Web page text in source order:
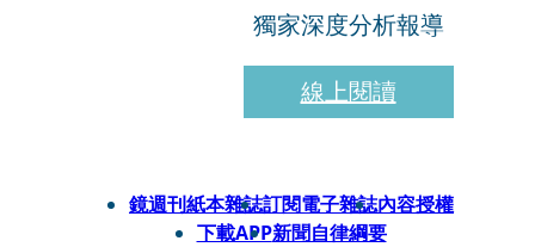
獨家深度分析報導
線上閱讀
鏡週刊紙本雜誌訂閱電子雜誌內容授權
下載APP新聞自律綱要